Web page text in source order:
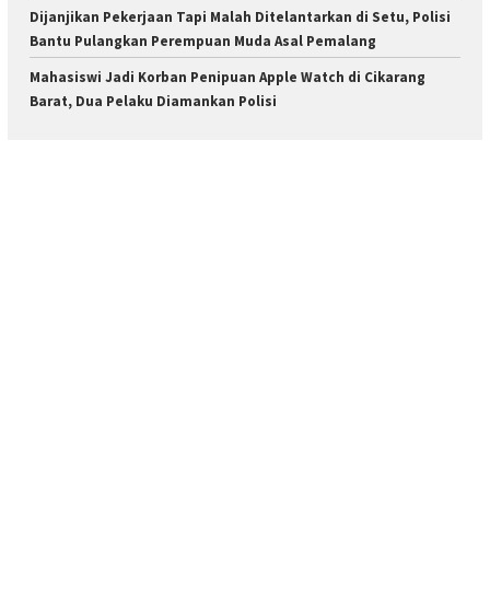
Dijanjikan Pekerjaan Tapi Malah Ditelantarkan di Setu, Polisi
Bantu Pulangkan Perempuan Muda Asal Pemalang
Mahasiswi Jadi Korban Penipuan Apple Watch di Cikarang
Barat, Dua Pelaku Diamankan Polisi